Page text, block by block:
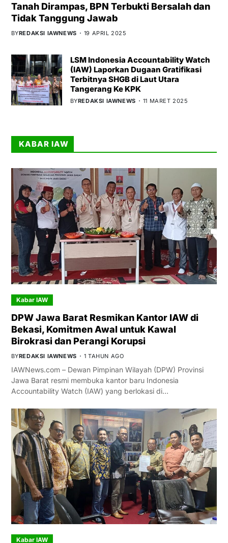
Tanah Dirampas, BPN Terbukti Bersalah dan
Tidak Tanggung Jawab
BYREDAKSI IAWNEWS 19 APRIL 2025
LSM Indonesia Accountability Watch
(IAW) Laporkan Dugaan Gratifikasi
Terbitnya SHGB di Laut Utara
Tangerang Ke KPK
BYREDAKSI IAWNEWS 11 MARET 2025
KABAR IAW
Kabar IAW
DPW Jawa Barat Resmikan Kantor IAW di
Bekasi, Komitmen Awal untuk Kawal
Birokrasi dan Perangi Korupsi
BYREDAKSI IAWNEWS 1 TAHUN AGO
IAWNews.com – Dewan Pimpinan Wilayah (DPW) Provinsi
Jawa Barat resmi membuka kantor baru Indonesia
Accountability Watch (IAW) yang berlokasi di…
Kabar IAW